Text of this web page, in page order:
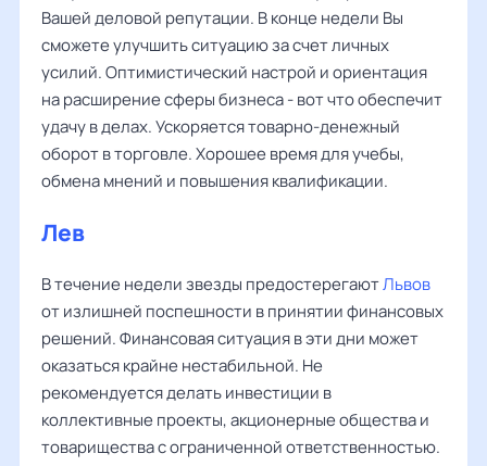
Вашей деловой репутации. В конце недели Вы
сможете улучшить ситуацию за счет личных
усилий. Оптимистический настрой и ориентация
на расширение сферы бизнеса - вот что обеспечит
удачу в делах. Ускоряется товарно-денежный
оборот в торговле. Хорошее время для учебы,
обмена мнений и повышения квалификации.
Лев
В течение недели звезды предостерегаютЛьвов
от излишней поспешности в принятии финансовых
решений. Финансовая ситуация в эти дни может
оказаться крайне нестабильной. Не
рекомендуется делать инвестиции в
коллективные проекты, акционерные общества и
товарищества с ограниченной ответственностью.